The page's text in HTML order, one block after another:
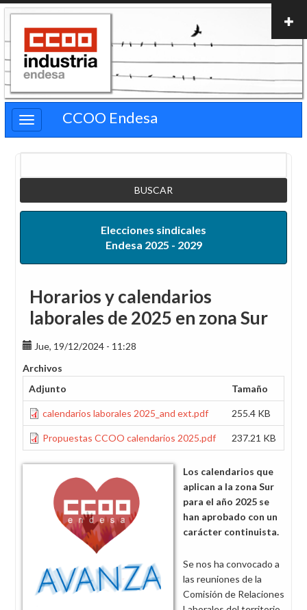
Pasar
contenido
principal
CCOO Endesa
Elecciones sindicales
Endesa 2025 - 2029
Horarios y calendarios
laborales de 2025 en zona Sur
Jue, 19/12/2024 - 11:28
Archivos
Adjunto
Tamaño
calendarios laborales 2025_and ext.pdf 255.4 KB
Propuestas CCOO calendarios 2025.pdf 237.21 KB
Los calendarios que
aplican a la zona Sur
para el año 2025 se
han aprobado con un
carácter continuista.
Se nos ha convocado a
las reuniones de la
Comisión de Relaciones